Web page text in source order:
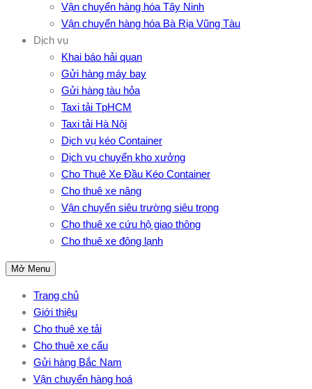
Vận chuyển hàng hóa Tây Ninh
Vận chuyển hàng hóa Bà Rịa Vũng Tàu
Dịch vụ
Khai báo hải quan
Gửi hàng máy bay
Gửi hàng tàu hỏa
Taxi tải TpHCM
Taxi tải Hà Nội
Dịch vụ kéo Container
Dịch vụ chuyển kho xưởng
Cho Thuê Xe Đầu Kéo Container
Cho thuê xe nâng
Vận chuyển siêu trường siêu trọng
Cho thuê xe cứu hộ giao thông
Cho thuê xe đông lạnh
Mở Menu
Trang chủ
Giới thiệu
Cho thuê xe tải
Cho thuê xe cẩu
Gửi hàng Bắc Nam
Vận chuyển hàng hoá